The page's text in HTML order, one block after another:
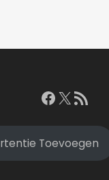
Facebook
X RSS feed
Toevoegen